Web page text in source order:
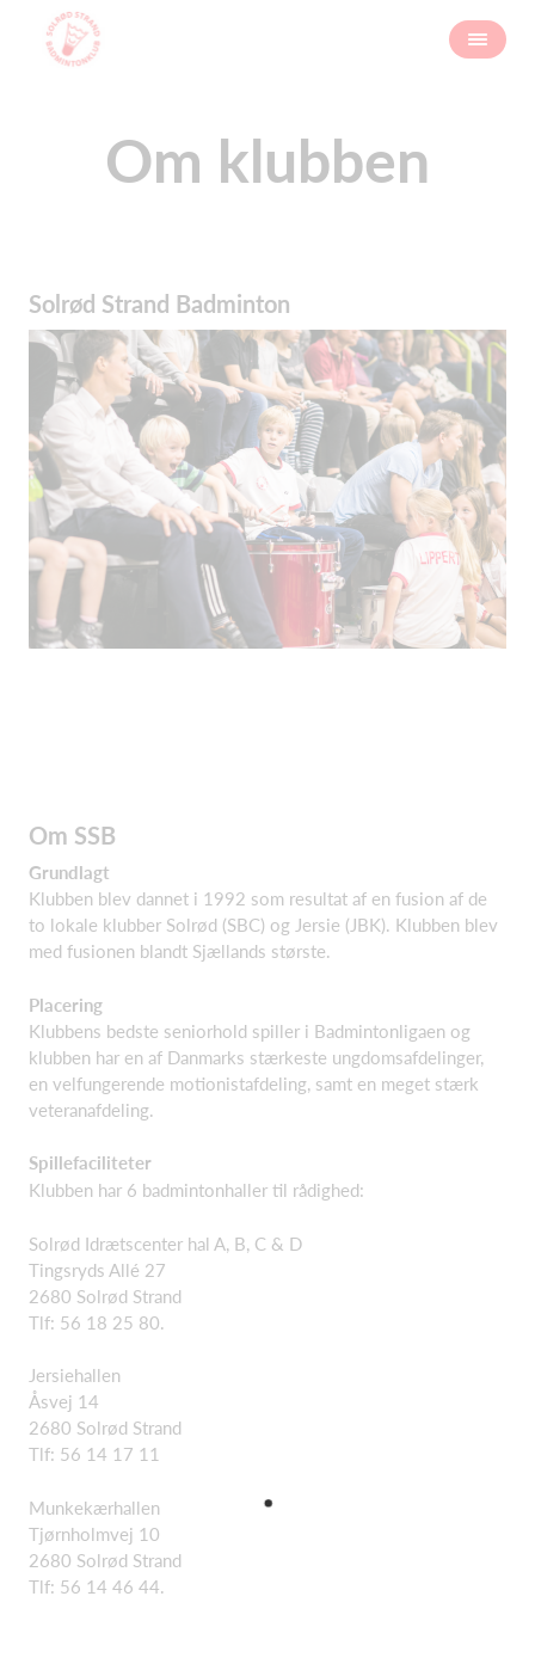
Om klubben
Solrød Strand Badminton
Om SSB
Grundlagt
Klubben blev dannet i 1992 som resultat af en fusion af de
to lokale klubber Solrød (SBC) og Jersie (JBK). Klubben blev
med fusionen blandt Sjællands største.
Placering
Klubbens bedste seniorhold spiller i Badmintonligaen og
klubben har en af Danmarks stærkeste ungdomsafdelinger,
en velfungerende motionistafdeling, samt en meget stærk
veteranafdeling.
Spillefaciliteter
Klubben har 6 badmintonhaller til rådighed:
Solrød Idrætscenter hal A, B, C & D
Tingsryds Allé 27
2680 Solrød Strand
Tlf: 56 18 25 80.
Jersiehallen
Åsvej 14
2680 Solrød Strand
Tlf: 56 14 17 11
Munkekærhallen
Tjørnholmvej 10
2680 Solrød Strand
Tlf: 56 14 46 44.